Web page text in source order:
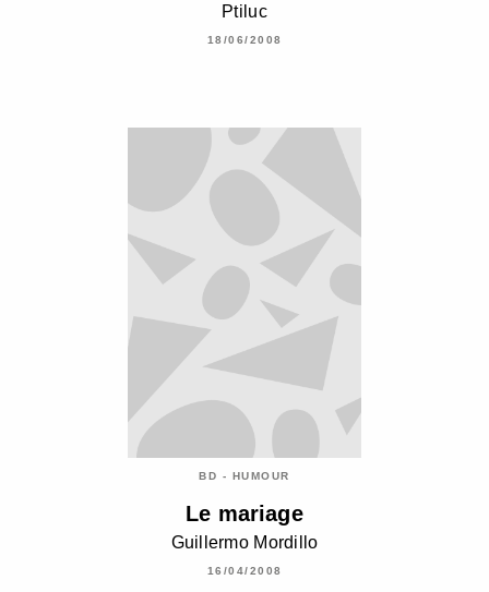
Ptiluc
18/06/2008
BD - HUMOUR
Le mariage
Guillermo Mordillo
16/04/2008